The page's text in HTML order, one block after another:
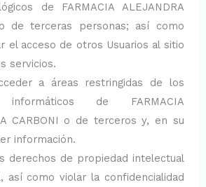
de FARMACIA ALEJANDRA
o de terceras personas; así como
el acceso de otros Usuarios al sitio
servicios.
a áreas restringidas de los
informáticos de FARMACIA
CARBONI o de terceros y, en su
información.
derechos de propiedad intelectual
así como violar la confidencialidad